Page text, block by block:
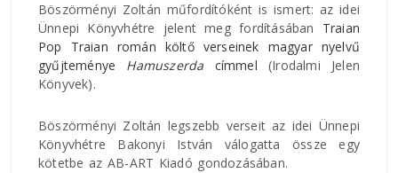
Böszörményi Zoltán műfordítóként is ismert: az idei
Ünnepi Könyvhétre jelent meg fordításában Traian
Pop Traian román költő verseinek magyar nyelvű
gyűjteménye Hamuszerda címmel (Irodalmi Jelen
Könyvek).
Böszörményi Zoltán legszebb verseit az idei Ünnepi
Könyvhétre Bakonyi István válogatta össze egy
kötetbe az AB-ART Kiadó gondozásában.